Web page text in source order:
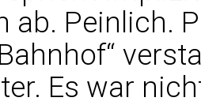
ab. Peinlich.
Es war